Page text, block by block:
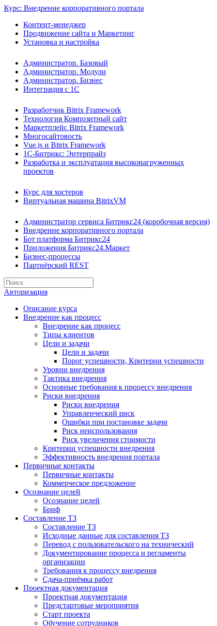
Курс: Внедрение корпоративного портала
Контент-менеджер
Продвижение сайта и Маркетинг
Установка и настройка
Администратор. Базовый
Администратор. Модули
Администратор. Бизнес
Интеграция с 1С
Разработчик Bitrix Framework
Технология Композитный сайт
Маркетплейс Bitrix Framework
Многосайтовость
Vue.js и Bitrix Framework
1С-Битрикс: Энтерпрайз
Разработка и эксплуатация высоконагруженных
проектов
Курс для хостеров
Виртуальная машина BitrixVM
Администратор сервиса Битрикс24 (коробочная версия)
Внедрение корпоративного портала
Бот платформа Битрикс24
Приложения Битрикс24.Маркет
Бизнес-процессы
Партнёрский REST
Авторизация
Описание курса
Внедрение как процесс
Внедрение как процесс
Типы клиентов
Цели и задачи
Цели и задачи
Порог успешности, Критерии успешности
Уровни внедрения
Тактика внедрения
Основные требования к процессу внедрения
Риски внедрения
Риски внедрения
Управленческий риск
Ошибки при постановке задачи
Риск неиспользования
Риск увеличения стоимости
Критерии успешности внедрения
Эффективность внедрения портала
Первичные контакты
Первичные контакты
Коммерческое предложение
Осознание целей
Осознание целей
Бриф
Составление ТЗ
Составление ТЗ
Исходные данные для составления ТЗ
Перевод с пользовательского на технический
Документирование процесса и регламенты
организации
Требования к процессу внедрения
Сдача-приёмка работ
Проектная документация
Проектная документация
Предстартовые мероприятия
Старт проекта
Обучение сотрудников